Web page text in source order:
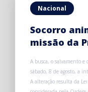
Nacional
Socorro
missão da
A busca, o salvamento e
sábado, 8 de agosto, a
A alteração resulta da